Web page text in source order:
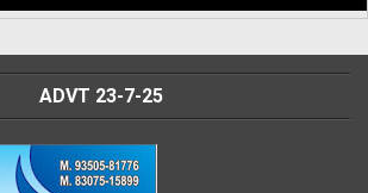
ADVT 23-7-25